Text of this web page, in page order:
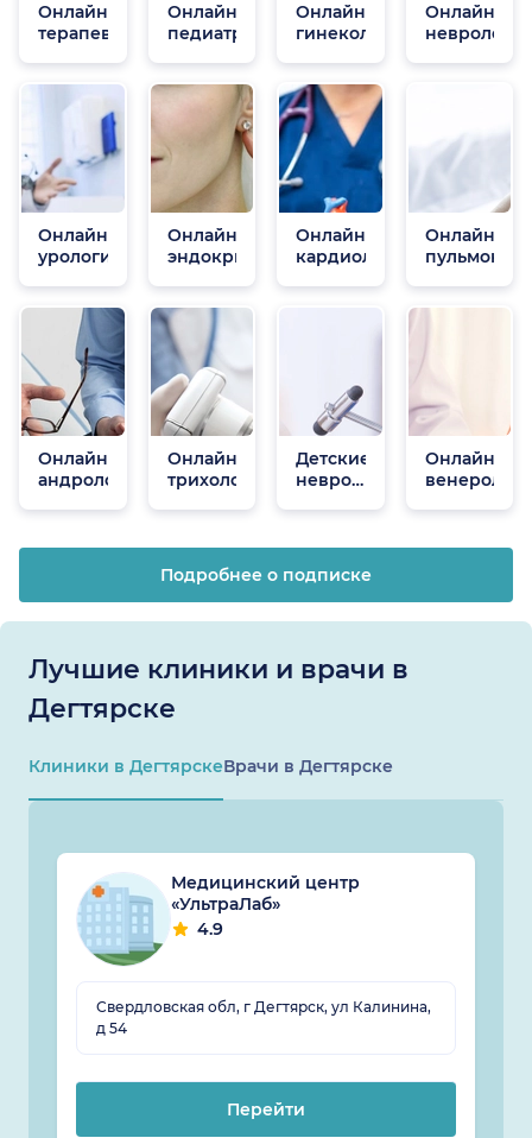
Онлайн
терапевты
Онлайн
педиатры
Онлайн
гинекологи
Онлайн
неврологи
Онлайн
урологи
Онлайн
эндокринологи
Онлайн
кардиологи
Онлайн
Онлайн
андрологи
Онлайн
трихологи
Детские
неврологи
Онлайн
венерологи
Подробнее о подписке
Лучшие клиники и врачи в
Дегтярске
Клиники в ДегтярскеВрачи в Дегтярске
Медицинский центр
«УльтраЛаб»
4.9
Свердловская обл, г Дегтярск, ул Калинина,
д 54
Перейти